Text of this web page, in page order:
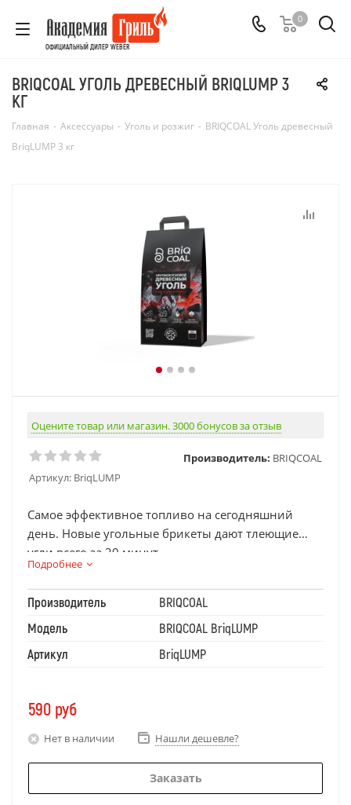
ОФИЦИАЛЬНЫЙ ДИЛЕР WEBER
0
BRIQCOAL УГОЛЬ ДРЕВЕСНЫЙ BRIQLUMP 3
КГ
Главная - Аксессуары - Уголь и розжиг - BRIQCOAL Уголь древесный
BriqLUMP 3 кг
Оцените товар или магазин. 3000 бонусов за отзыв
Артикул: BriqLUMP
Производитель: BRIQCOAL
Cамое эффективное топливо на сегодняшний
день. Новые угольные брикеты дают тлеющие
угли всего за 20 минут.
Подробнее
Производитель
BRIQCOAL
Модель
BRIQCOAL BriqLUMP
Артикул
BriqLUMP
590 руб
Нет в наличии Нашли дешевле?
Заказать